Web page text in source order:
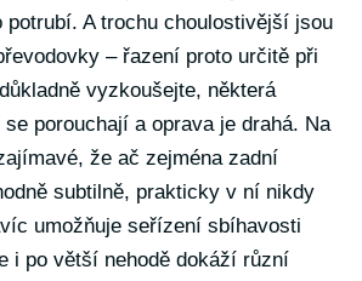
potrubí. A trochu choulostivější jsou
– řazení proto určitě při
vyzkoušejte, některá
porouchají a oprava je drahá. Na
že ač zejména zadní
subtilně, prakticky v ní nikdy
umožňuje seřízení sbíhavosti
i po větší nehodě dokáží různí